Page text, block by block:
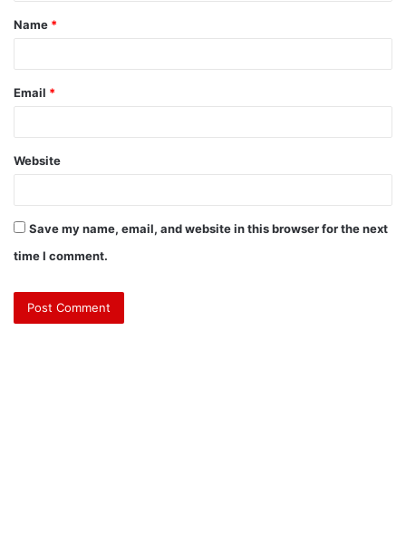
Name *
Email *
Website
Save my name, email, and website in this browser for the next
time I comment.